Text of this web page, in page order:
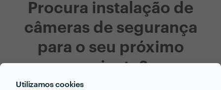
Utilizamos cookies
Procura instalação de
câmeras de segurança
para o seu próximo
projecto?